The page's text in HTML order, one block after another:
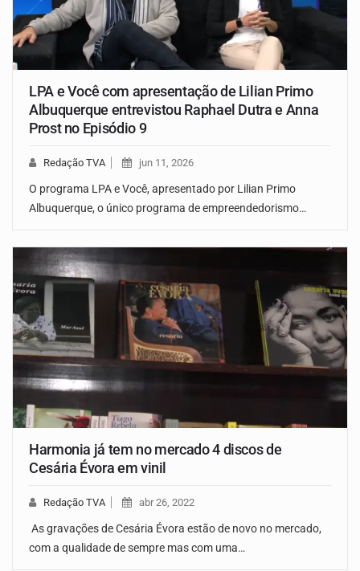
LPA e Você com apresentação de Lilian Primo
Albuquerque entrevistou Raphael Dutra e Anna
Prost no Episódio 9
Redação TVA jun 11, 2026
O programa LPA e Você, apresentado por Lilian Primo
Albuquerque, o único programa de empreendedorismo…
Harmonia já tem no mercado 4 discos de
Cesária Évora em vinil
Redação TVA abr 26, 2022
As gravações de Cesária Évora estão de novo no mercado,
com a qualidade de sempre mas com uma…